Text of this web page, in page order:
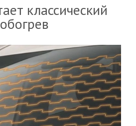
классический
обогрев